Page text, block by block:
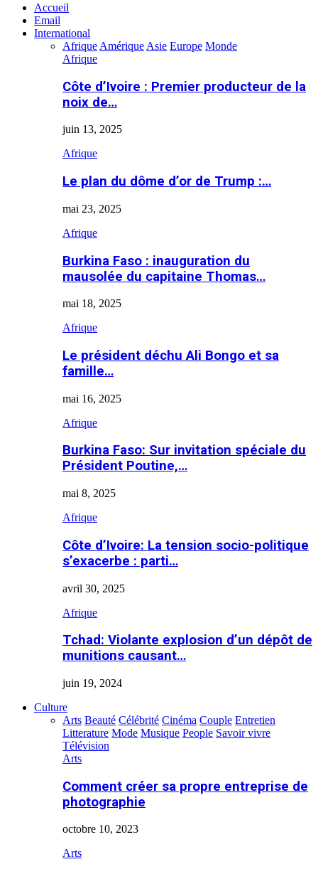
Accueil
Email
International
Afrique Amérique Asie Europe Monde
Afrique
Côte d’Ivoire : Premier producteur de la
noix de…
juin 13, 2025
Afrique
Le plan du dôme d’or de Trump :…
mai 23, 2025
Afrique
Burkina Faso : inauguration du
mausolée du capitaine Thomas…
mai 18, 2025
Afrique
Le président déchu Ali Bongo et sa
famille…
mai 16, 2025
Afrique
Burkina Faso: Sur invitation spéciale du
Président Poutine,…
mai 8, 2025
Afrique
Côte d’Ivoire: La tension socio-politique
s’exacerbe : parti…
avril 30, 2025
Afrique
Tchad: Violante explosion d’un dépôt de
munitions causant…
juin 19, 2024
Culture
Arts Beauté Célébrité Cinéma Couple Entretien
Litterature Mode Musique People Savoir vivre
Télévision
Arts
Comment créer sa propre entreprise de
photographie
octobre 10, 2023
Arts